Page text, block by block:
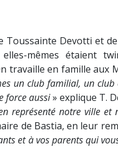
Toussainte Devotti et
mêmes étaient
travaille en famille aux
un club familial, un club
force aussi» explique T.
représenté notre ville
de Bastia, en leur
et à vos parents qui